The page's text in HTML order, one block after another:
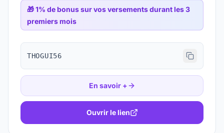
🎁1% de bonus sur vos versements durant les 3
premiers mois
THOGUI56
En savoir +
Ouvrir le lien